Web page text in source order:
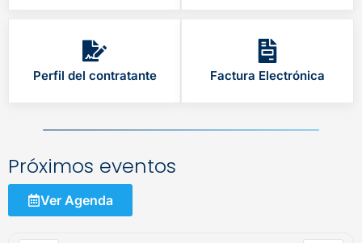
Perfil del contratante Factura Electrónica
Próximos eventos
Ver Agenda